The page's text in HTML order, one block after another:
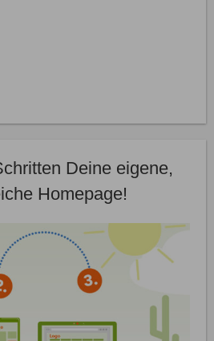
Deine eigene,
Homepage!